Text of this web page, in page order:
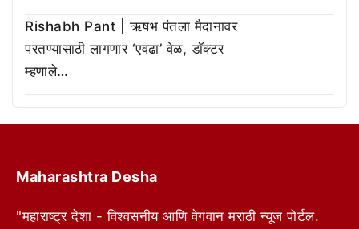
Rishabh Pant | ऋषभ पंतला मैदानावर
परतण्यासाठी लागणार ‘एवढा’ वेळ, डॉक्टर
म्हणाले…
Maharashtra Desha
"महाराष्ट्र देशा - विश्वसनीय आणि वेगवान मराठी न्यूज पोर्टल.